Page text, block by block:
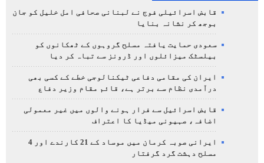
قابض اسرائیلی فوج نے لبنانی صحافی امل خلیل کو جان
بوجھ کر نشانہ بنایا
سعودی حمایت یافتہ مسلح گروہوں کے ٹھکانوں کو
بیلسٹک میزائلوں اور ڈرونز سے تباہ کر دیا
ایران کی مقامی دفاعی ٹیکنالوجی خطے کے کسی بھی
درآمدی نظام سے برتر ہے، قائم مقام وزیر دفاع
قابض اسرائیل سے فرار ہونے والوں میں غیر معمولی
اضافہ، صہیونی میڈیا کا اعتراف
ایرانی صوبہ کرمان میں موساد کے 21 کارندے اور 4
مسلح دہشت گرد گرفتار